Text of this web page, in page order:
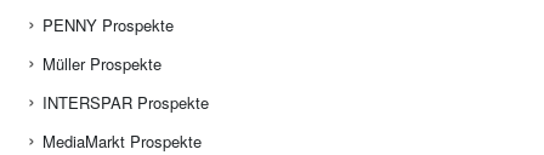
PENNY Prospekte
Müller Prospekte
INTERSPAR Prospekte
MediaMarkt Prospekte